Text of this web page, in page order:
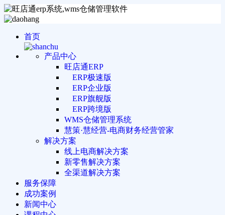
首页
产品中心
旺店通ERP
ERP极速版
ERP企业版
ERP旗舰版
ERP跨境版
WMS仓储管理系统
慧策·慧经营-电商财务经营管家
解决方案
线上电商解决方案
新零售解决方案
全渠道解决方案
服务保障
成功案例
新闻中心